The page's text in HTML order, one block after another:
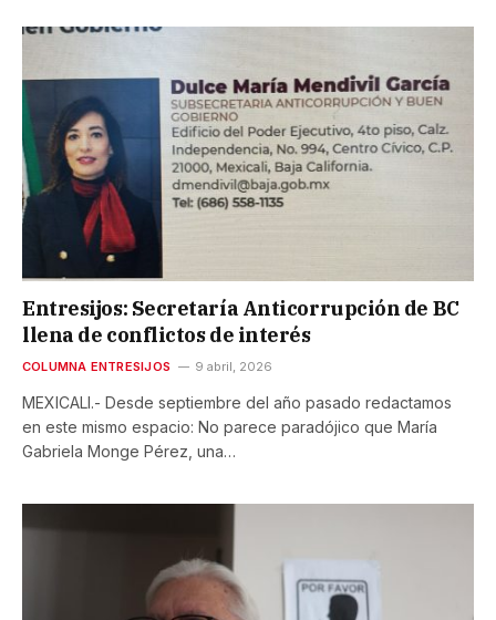
Entresijos: Secretaría Anticorrupción de BC
llena de conflictos de interés
COLUMNA ENTRESIJOS 9 abril, 2026
MEXICALI.- Desde septiembre del año pasado redactamos
en este mismo espacio: No parece paradójico que María
Gabriela Monge Pérez, una…